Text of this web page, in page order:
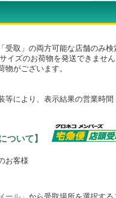
取」の両方可能な店舗のみ検
ズのお荷物を発送できません
がございます。
により、表示結果の営業時間
ついて】
お客様